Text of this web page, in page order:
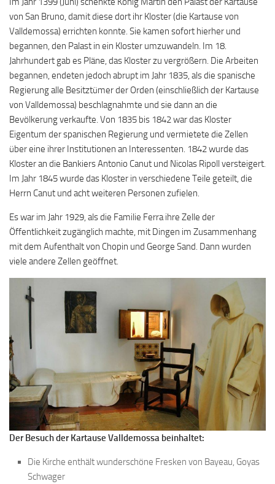
von San Bruno, damit diese dort ihr Kloster (die Kartause von
Valldemossa) errichten konnte. Sie kamen sofort hierher und
begannen, den Palast in ein Kloster umzuwandeln. Im 18.
Jahrhundert gab es Pläne, das Kloster zu vergrößern. Die Arbeiten
begannen, endeten jedoch abrupt im Jahr 1835, als die spanische
Regierung alle Besitztümer der Orden (einschließlich der Kartause
von Valldemossa) beschlagnahmte und sie dann an die
Bevölkerung verkaufte. Von 1835 bis 1842 war das Kloster
Eigentum der spanischen Regierung und vermietete die Zellen
über eine ihrer Institutionen an Interessenten. 1842 wurde das
Kloster an die Bankiers Antonio Canut und Nicolas Ripoll versteigert.
Im Jahr 1845 wurde das Kloster in verschiedene Teile geteilt, die
Herrn Canut und acht weiteren Personen zufielen.
Es war im Jahr 1929, als die Familie Ferra ihre Zelle der
Öffentlichkeit zugänglich machte, mit Dingen im Zusammenhang
mit dem Aufenthalt von Chopin und George Sand. Dann wurden
viele andere Zellen geöffnet.
Der Besuch der Kartause Valldemossa beinhaltet:
Die Kirche enthält wunderschöne Fresken von Bayeau, Goyas
Schwager